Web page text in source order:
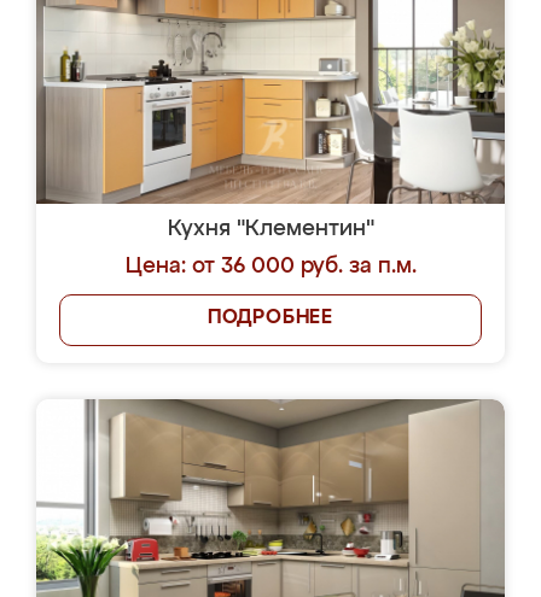
Кухня "Клементин"
Цена: от 36 000 руб. за п.м.
ПОДРОБНЕЕ